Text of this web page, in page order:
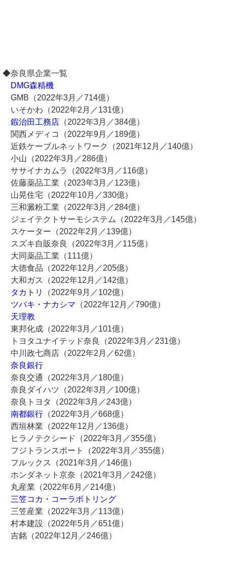
◆奈良県企業一覧
DMG森精機
GMB（2022年3月／714億）
いそかわ（2022年2月／131億）
鍜治田工務店（2022年3月／384億）
関西メディコ（2022年9月／189億）
近鉄ケーブルネットワーク（2021年12月／140億）
小山（2022年3月／286億）
ササイナカムラ（2022年3月／116億）
佐藤薬品工業（2023年3月／123億）
山晃住宅（2022年10月／330億）
三和澱粉工業（2022年3月／284億）
ジェイテクトサーモシステム（2022年3月／145億）
スケーター（2022年2月／139億）
スズキ自販奈良（2022年3月／115億）
大同薬品工業（111億）
大徳食品（2022年12月／205億）
大和ガス（2022年12月／142億）
タカトリ
（2022年9月／102億）
ツバキ・ナカシマ （2022年12月／790億）
天理教
東邦化成（2022年3月／101億）
トヨタユナイテッド奈良（2022年3月／231億）
中川政七商店（2022年2月／62億）
奈良銀行
奈良交通（2022年3月／180億）
奈良ダイハツ（2022年3月／100億）
奈良トヨタ（2022年3月／243億）
南都銀行（2022年3月／668億）
西垣林業（2022年12月／136億）
ヒラノテクシード（2022年3月／355億）
フジトランスポート（2022年3月／355億）
フルックス（2021年3月／146億）
ホンダネット京奈（2021年3月／242億）
丸産業（2022年6月／214億）
三笠コカ・コーラボトリング
三笠産業（2022年3月／113億）
村本建設（2022年5月／651億）
吉銘（2022年12月／246億）